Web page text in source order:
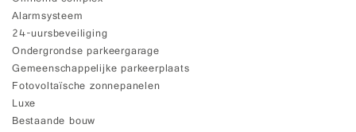
Alarmsysteem
24-uursbeveiliging
Ondergrondse parkeergarage
Gemeenschappelijke parkeerplaats
Fotovoltaïsche zonnepanelen
Luxe
Bestaande bouw